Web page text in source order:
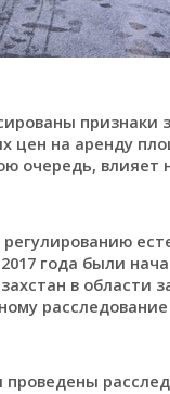
цен на аренду
очередь, влияет
года были
в области